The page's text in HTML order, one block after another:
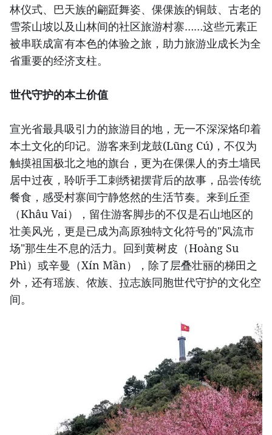
林仪式、巴天族的翩跹舞姿、倮倮族的铜鼓、古老的
雪茶山坡以及山林间的社区旅游村寨……这些元素正
被串联成富有本色的体验之旅，助力旅游业成长为全
省重要的经济支柱。
世代守护的本土价值
宣光省最具吸引力的旅游目的地，无一不深深烙印着
本土文化的印记。游客来到龙鼓(Lũng Cú)，不仅为
触摸祖国极北之地的旗台，更为在倮倮人的夯土墙民
居中过夜，聆听手工刺绣裙摆背后的故事，品尝传统
餐食，感受村寨间宁静悠然的生活节奏。来到丘歪
（Khâu Vai），留住游客脚步的不仅是石山地区的
壮美风光，更是已成为高原独特文化符号的"风流市
场"那生生不息的活力。回到黄树皮（Hoàng Su
Phì）或辛曼（Xín Mần），除了层叠壮丽的梯田之
外，还有瑶族、侬族、拉志族同胞世代守护的文化空
间。